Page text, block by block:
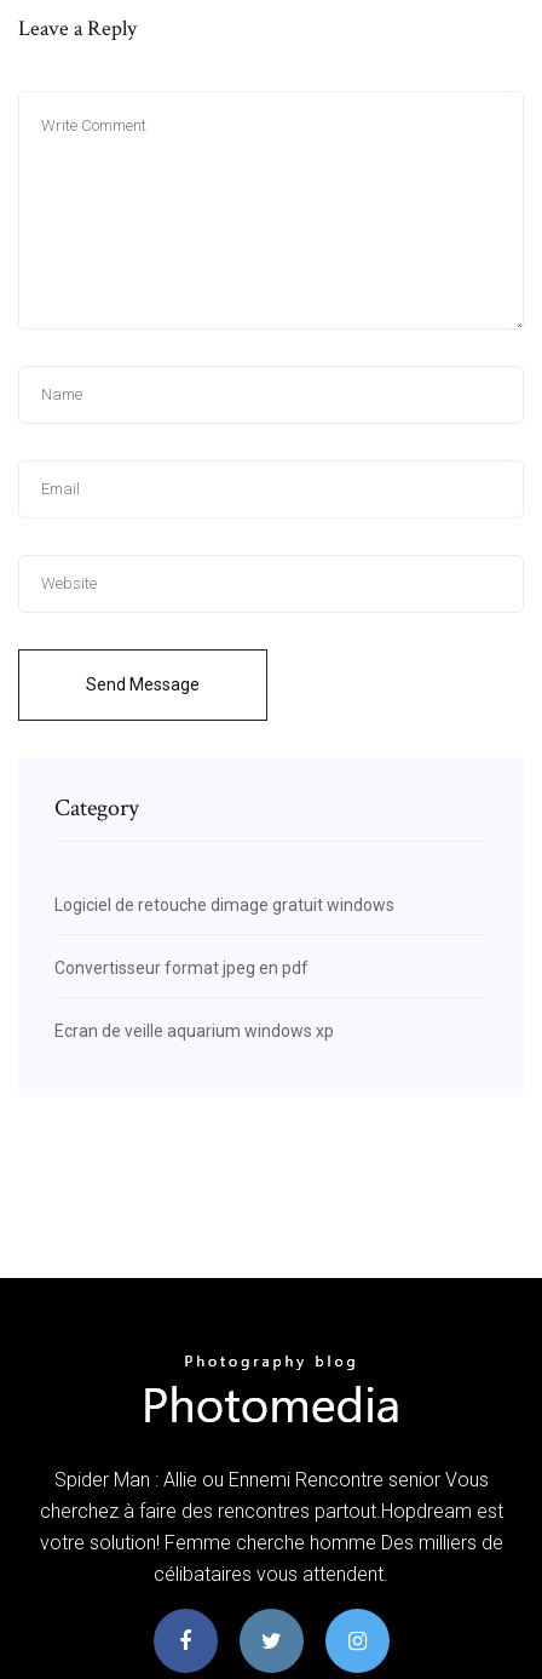
Leave a Reply
Send Message
Category
Logiciel de retouche dimage gratuit windows
Convertisseur format jpeg en pdf
Ecran de veille aquarium windows xp
Spider Man : Allie ou Ennemi Rencontre senior Vous
cherchez à faire des rencontres partout.Hopdream est
votre solution! Femme cherche homme Des milliers de
célibataires vous attendent.